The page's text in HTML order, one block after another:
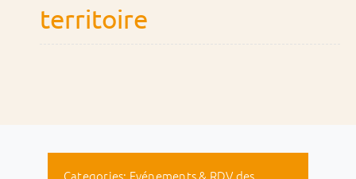
territoire
Categories: Evénements & RDV des